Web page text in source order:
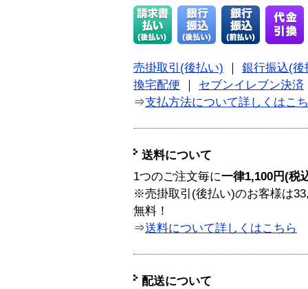
売掛取引(後払い)
銀行振込(後
換宅配便
セブンイレブン決済
⇒支払方法について詳しくはこ
送料について
1つのご注文毎に一律1,100円(税
※売掛取引(後払い)のお客様は
無料！
⇒送料について詳しくはこちら
配送について